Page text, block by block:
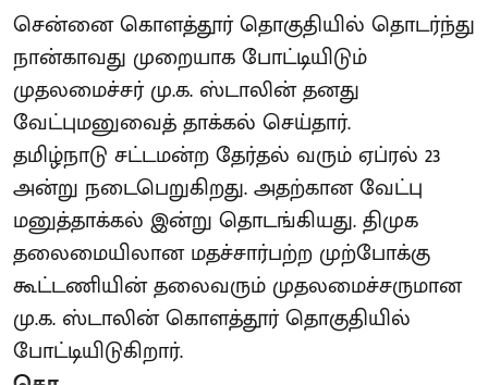
சென்னை கொளத்தூர் தொகுதியில் தொடர்ந்து
நான்காவது முறையாக போட்டியிடும்
முதலமைச்சர் மு.க. ஸ்டாலின் தனது
வேட்புமனுவைத் தாக்கல் செய்தார்.
தமிழ்நாடு சட்டமன்ற தேர்தல் வரும் ஏப்ரல் 23
அன்று நடைபெறுகிறது. அதற்கான வேட்பு
மனுத்தாக்கல் இன்று தொடங்கியது. திமுக
தலைமையிலான மதச்சார்பற்ற முற்போக்கு
கூட்டணியின் தலைவரும் முதலமைச்சருமான
மு.க. ஸ்டாலின் கொளத்தூர் தொகுதியில்
போட்டியிடுகிறார்.